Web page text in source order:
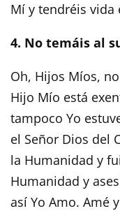
Mí y tendréis vida
4. No temáis al
Oh, Hijos Míos,
Hijo Mío está
tampoco Yo
el Señor Dios del
la Humanidad y
Humanidad y
así Yo Amo. Amé